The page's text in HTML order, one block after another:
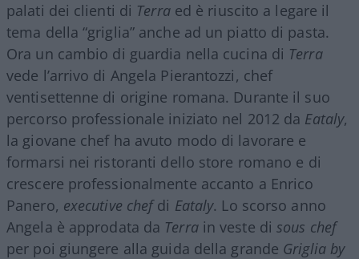
palati dei clienti di Terra ed è riuscito a legare il
tema della “griglia” anche ad un piatto di pasta.
Ora un cambio di guardia nella cucina di Terra
vede l’arrivo di Angela Pierantozzi, chef
ventisettenne di origine romana. Durante il suo
percorso professionale iniziato nel 2012 da Eataly,
la giovane chef ha avuto modo di lavorare e
formarsi nei ristoranti dello store romano e di
crescere professionalmente accanto a Enrico
Panero, executive chefdi Eataly. Lo scorso anno
Angela è approdata da Terra in veste di sous chef
per poi giungere alla guida della grande Griglia by